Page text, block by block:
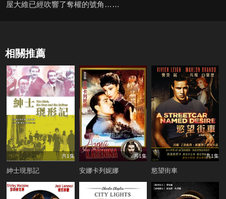
屋大維已經吹響了奪權的號角……
相關推薦
共1集
紳士現形記
共1集
安娜卡列妮娜
共1集
慾望街車